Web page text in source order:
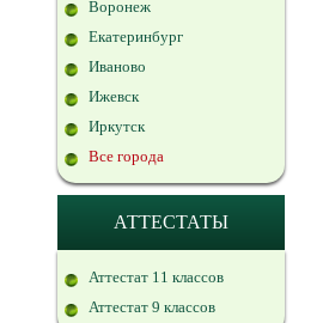
Воронеж
Екатеринбург
Иваново
Ижевск
Иркутск
Все города
АТТЕСТАТЫ
Аттестат 11 классов
Аттестат 9 классов